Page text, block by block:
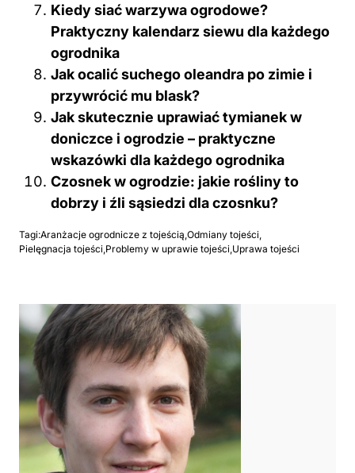
Kiedy siać warzywa ogrodowe?
Praktyczny kalendarz siewu dla każdego
ogrodnika
Jak ocalić suchego oleandra po zimie i
przywrócić mu blask?
Jak skutecznie uprawiać tymianek w
doniczce i ogrodzie – praktyczne
wskazówki dla każdego ogrodnika
Czosnek w ogrodzie: jakie rośliny to
dobrzy i źli sąsiedzi dla czosnku?
Tagi:Aranżacje ogrodnicze z tojeścią Odmiany tojeści
Pielęgnacja tojeści Problemy w uprawie tojeści Uprawa tojeści